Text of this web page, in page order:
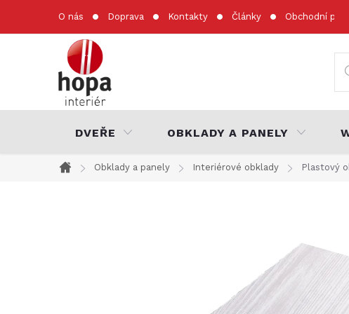
O nás Doprava Kontakty Články Obchodní
DVEŘE OBKLADY A PANELY
Domů
Obklady a panely Interiérové obklady Plastový